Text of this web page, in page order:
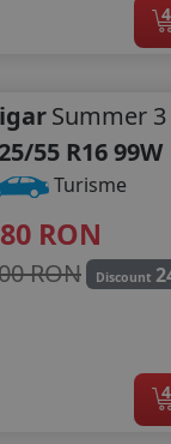
4
Summer 3
55 R16 99W
Turisme
RON
RON Discount
4